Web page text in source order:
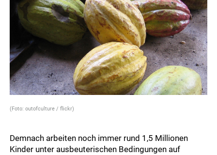
(Foto: outofculture / flickr)
Demnach arbeiten noch immer rund 1,5 Millionen
Kinder unter ausbeuterischen Bedingungen auf